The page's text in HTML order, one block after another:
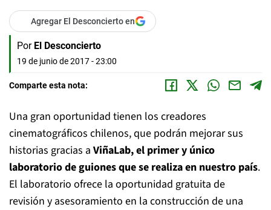
Agregar El Desconcierto en
Por El Desconcierto
19 de junio de 2017 - 23:00
Comparte esta nota:
Una gran oportunidad tienen los creadores
cinematográficos chilenos, que podrán mejorar sus
historias gracias a ViñaLab, el primer y único
laboratorio de guiones que se realiza en nuestro país.
El laboratorio ofrece la oportunidad gratuita de
revisión y asesoramiento en la construcción de una